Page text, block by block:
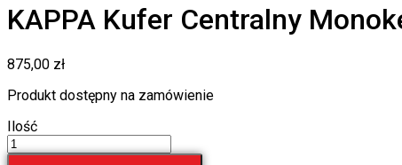
KAPPA Kufer Centralny
875,00 zł
Produkt dostępny na zamówienie
Ilość